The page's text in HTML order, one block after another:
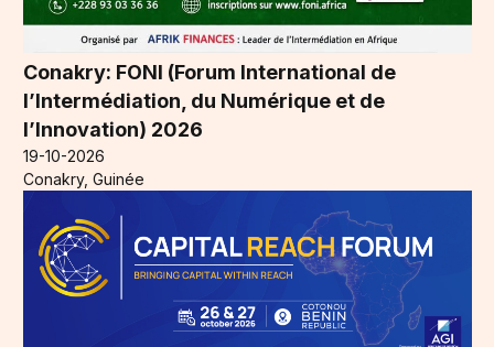
Conakry: FONI (Forum International de
l’Intermédiation, du Numérique et de
l’Innovation) 2026
19-10-2026
Conakry, Guinée